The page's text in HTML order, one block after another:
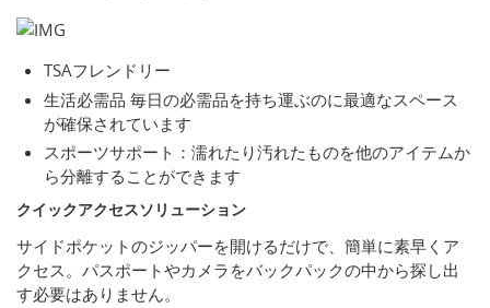
TSAフレンドリー
生活必需品 毎日の必需品を持ち運ぶのに最適なスペース
が確保されています
スポーツサポート：濡れたり汚れたものを他のアイテムか
ら分離することができます
クイックアクセスソリューション
サイドポケットのジッパーを開けるだけで、簡単に素早くア
クセス。パスポートやカメラをバックパックの中から探し出
す必要はありません。